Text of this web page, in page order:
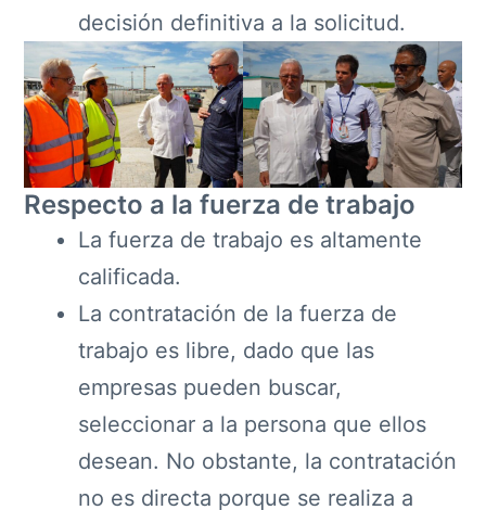
decisión definitiva a la solicitud.
Respecto a la fuerza de trabajo
La fuerza de trabajo es altamente
calificada.
La contratación de la fuerza de
trabajo es libre, dado que las
empresas pueden buscar,
seleccionar a la persona que ellos
desean. No obstante, la contratación
no es directa porque se realiza a